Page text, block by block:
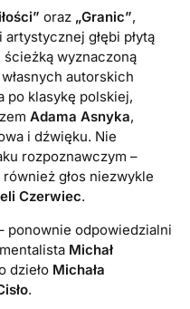
oraz „Granic”,
głębi płytą
ścieżką wyznaczoną
autorskich
po klasykę polskiej,
Adama Asnyka,
i dźwięku. Nie
rozpoznawczym –
również głos niezwykle
Czerwiec.
ponownie odpowiedzialni
Michał
dzieło Michała
.